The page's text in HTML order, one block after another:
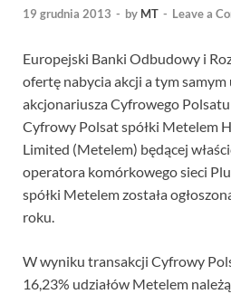
19 grudnia 2013 - by MT - Leave a
Europejski Banki Odbudowy i
ofertę nabycia akcji a tym
akcjonariusza Cyfrowego
Cyfrowy Polsat spółki Metelem
Limited (Metelem) będącej
operatora komórkowego sieci
spółki Metelem została
roku.
W wyniku transakcji Cyfrowy
16,23% udziałów Metelem